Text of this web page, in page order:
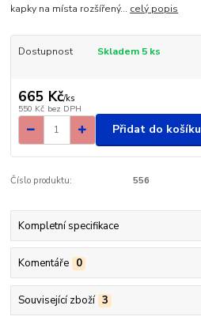
kapky na místa rozšířený... celý popis
Dostupnost Skladem 5 ks
665 Kč/ks
550 Kč bez DPH
Přidat do košíku
Číslo produktu: 556
Kompletní specifikace
Komentáře 0
Související zboží 3